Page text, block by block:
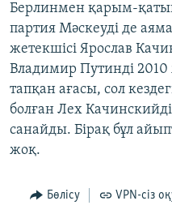
Берлинмен қарым-
партия Мәскеуді де
жетекшісі Ярослав
Владимир Путинді
тапқан ағасы, сол
болған Лех
санайды. Бірақ бұл
жоқ.
Бөлісу VPN-сіз